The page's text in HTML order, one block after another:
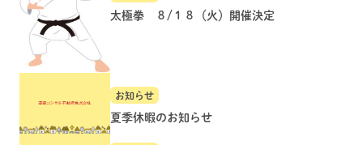
太極拳 ８/１８（火）開催決定
お知らせ
夏季休暇のお知らせ